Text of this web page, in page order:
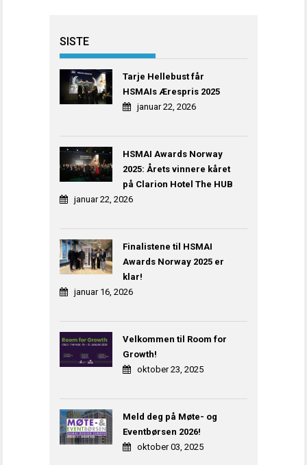
SISTE
Tarje Hellebust får
HSMAIs Ærespris 2025
januar 22, 2026
HSMAI Awards Norway
2025: Årets vinnere kåret
på Clarion Hotel The HUB
januar 22, 2026
Finalistene til HSMAI
Awards Norway 2025 er
klar!
januar 16, 2026
Velkommen til Room for
Growth!
oktober 23, 2025
Meld deg på Møte- og
Eventbørsen 2026!
oktober 03, 2025